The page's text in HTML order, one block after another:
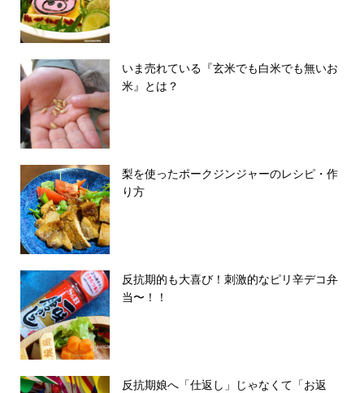
いま売れている『玄米でも白米でも無いお
米』とは？
梨を使ったポークジンジャーのレシピ・作
り方
反抗期的も大喜び！刺激的なピリ辛デコ弁
当〜！！
反抗期娘へ「仕返し」じゃなくて「お返